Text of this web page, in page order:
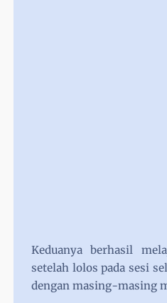
Keduanya berhasil
setelah lolos pada sesi
dengan masing-masing